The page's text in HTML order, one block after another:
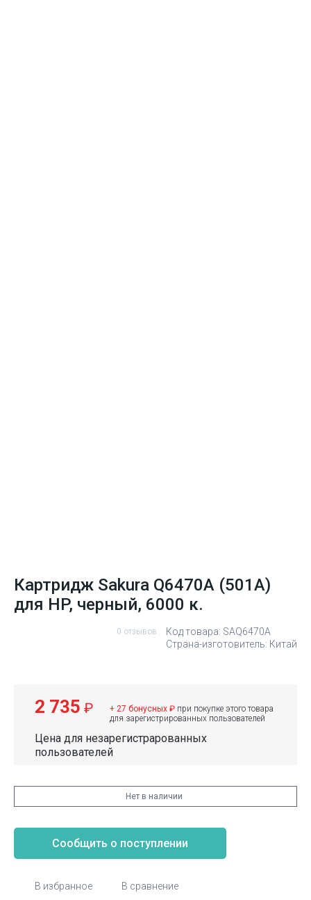
Картридж Sakura Q6470A (501A)
для HP, черный, 6000 к.
0 отзывов
Код товара: SAQ6470A
Страна-изготовитель: Китай
2 735 ₽ + 27 бонусных ₽ при покупке этого товара
для зарегистрированных пользователей
Цена для незарегистрарованных
пользователей
Нет в наличии
Сообщить о поступлении
В избранное В сравнение